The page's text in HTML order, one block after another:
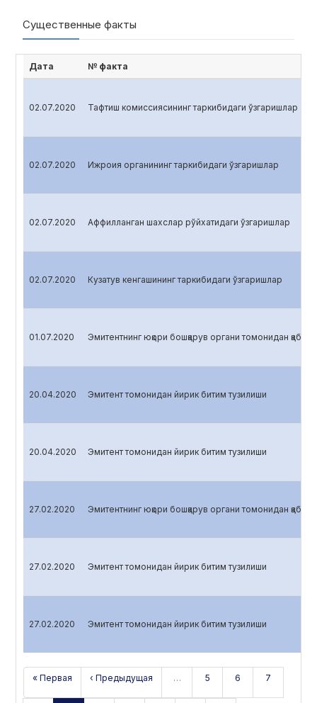
Существенные факты
Дата № факта
02.07.2020 Тафтиш комиссиясининг таркибидаги ўзгаришлар
02.07.2020 Ижроия органининг таркибидаги ўзгаришлар
02.07.2020 Аффилланган шахслар рўйхатидаги ўзгаришлар
02.07.2020 Кузатув кенгашининг таркибидаги ўзгаришлар
01.07.2020 Эмитентнинг юқори бошқарув органи томонидан қабул
20.04.2020 Эмитент томонидан йирик битим тузилиши
20.04.2020 Эмитент томонидан йирик битим тузилиши
27.02.2020 Эмитентнинг юқори бошқарув органи томонидан қабул
27.02.2020 Эмитент томонидан йирик битим тузилиши
27.02.2020 Эмитент томонидан йирик битим тузилиши
« Первая ‹ Предыдущая … 5 6 7